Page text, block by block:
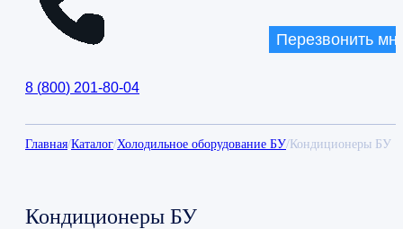
8 (800) 201-80-04
Перезвонить
Главная/Каталог/Холодильное оборудование БУ/ Кондиционеры БУ
Кондиционеры БУ